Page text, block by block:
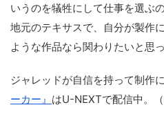
いうのを犠牲にして仕事を選ぶ
地元のテキサスで、自分が製作
ような作品なら関わりたいと思
ジャレッドが自信を持って制作
ーカー』 はU-NEXTで配信中。（